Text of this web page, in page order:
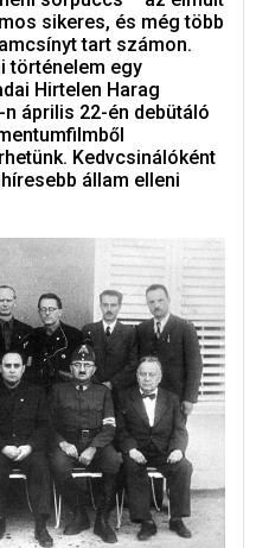
sikeres, és még több
tart számon.
történelem egy
Hirtelen Harag
n április 22-én debütáló
Kedvcsinálóként
állam elleni